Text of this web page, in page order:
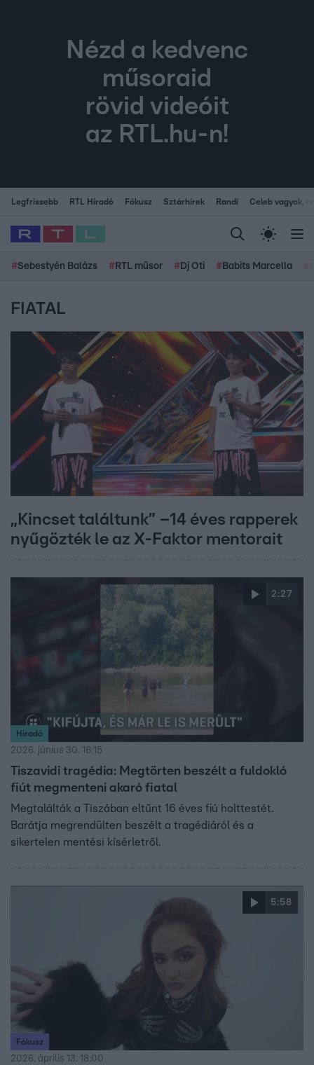
Nézd a kedvenc
műsoraid
rövid videóit
az RTL.hu-n!
Legfrissebb RTL Híradó Fókusz Sztárhírek Randi Celeb vagyok,
#Sebestyén Balázs # RTL műsor # Dj Oti # Babits Marcella
FIATAL
„Kincset találtunk” –14 éves rapperek
nyűgözték le az X-Faktor mentorait
2:27
Híradó
2026. június 30. 16:15
Tiszavidi tragédia: Megtörten beszélt a fuldokló
fiút megmenteni akaró fiatal
Megtalálták a Tiszában eltűnt 16 éves fiú holttestét.
Barátja megrendülten beszélt a tragédiáról és a
sikertelen mentési kísérletről.
5:58
Fókusz
2026. április 13. 18:00